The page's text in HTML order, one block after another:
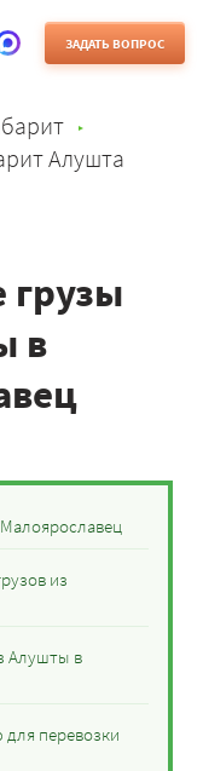
ЗАДАТЬ ВОПРОС
Алушта
грузы
в
из
Алушты в
перевозки